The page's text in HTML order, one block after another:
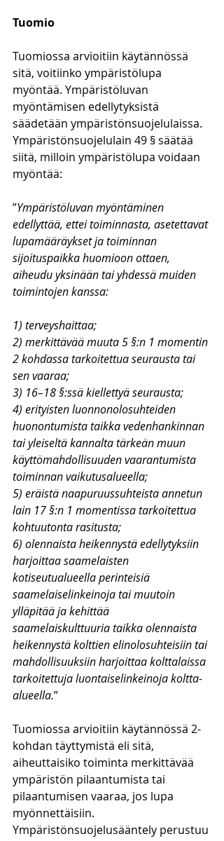
Tuomio
Tuomiossa arvioitiin käytännössä
sitä, voitiinko ympäristölupa
myöntää. Ympäristöluvan
myöntämisen edellytyksistä
säädetään ympäristönsuojelulaissa.
Ympäristönsuojelulain 49 § säätää
siitä, milloin ympäristölupa voidaan
myöntää:
”Ympäristöluvan myöntäminen
edellyttää, ettei toiminnasta, asetettavat
lupamääräykset ja toiminnan
sijoituspaikka huomioon ottaen,
aiheudu yksinään tai yhdessä muiden
toimintojen kanssa:
1) terveyshaittaa;
2) merkittävää muuta 5 §:n 1 momentin
2 kohdassa tarkoitettua seurausta tai
sen vaaraa;
3) 16–18 §:ssä kiellettyä seurausta;
4) erityisten luonnonolosuhteiden
huonontumista taikka vedenhankinnan
tai yleiseltä kannalta tärkeän muun
käyttömahdollisuuden vaarantumista
toiminnan vaikutusalueella;
5) eräistä naapuruussuhteista annetun
lain 17 §:n 1 momentissa tarkoitettua
kohtuutonta rasitusta;
6) olennaista heikennystä edellytyksiin
harjoittaa saamelaisten
kotiseutualueella perinteisiä
saamelaiselinkeinoja tai muutoin
ylläpitää ja kehittää
saamelaiskulttuuria taikka olennaista
heikennystä kolttien elinolosuhteisiin tai
mahdollisuuksiin harjoittaa kolttalaissa
tarkoitettuja luontaiselinkeinoja koltta-
alueella.”
Tuomiossa arvioitiin käytännössä 2-
kohdan täyttymistä eli sitä,
aiheuttaisiko toiminta merkittävää
ympäristön pilaantumista tai
pilaantumisen vaaraa, jos lupa
myönnettäisiin.
Ympäristönsuojelusääntely perustuu